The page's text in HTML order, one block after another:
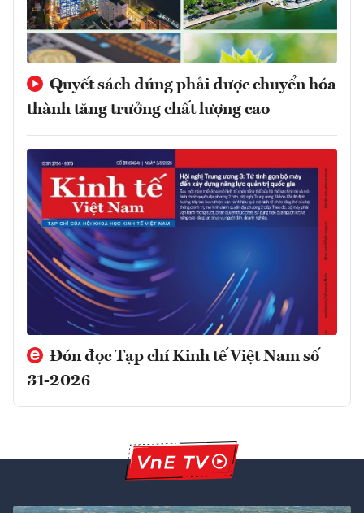
Quyết sách đúng phải được chuyển hóa
thành tăng trưởng chất lượng cao
Đón đọc Tạp chí Kinh tế Việt Nam số
31-2026